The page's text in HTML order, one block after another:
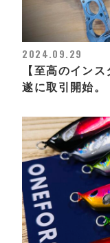
2024.09.29
【至高のイン
遂に取引開始。